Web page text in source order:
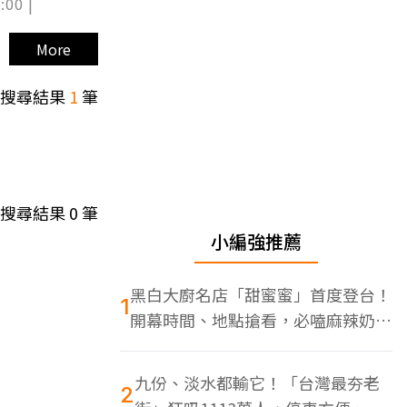
More
搜尋結果 1筆
搜尋結果0筆
小編強推薦
1黑白大廚名店「甜蜜蜜」首度登台！
開幕時間、地點搶看，必嗑麻辣奶油
蝦
2九份、淡水都輸它！「台灣最夯老